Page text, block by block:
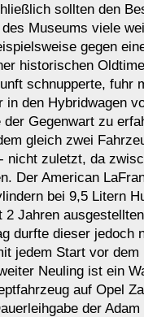
sollten den
Museums viele
gegen
historischen
schnupperte, fuhr
den Hybridwagen
Gegenwart zu
gleich zwei
nicht zuletzt, da
Der American
bei 9,5 Litern
2 Jahren
durfte dieser jedoch
jedem Start vor
Neuling ist ein
auf Opel
der